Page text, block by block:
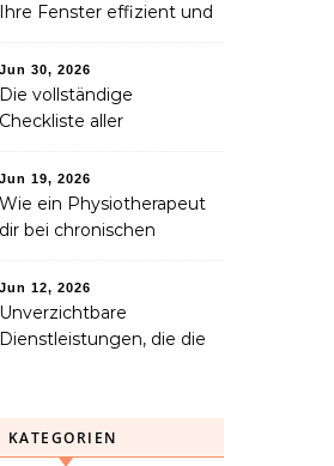
Ihre Fenster effizient und
Jun 30, 2026
Die vollständige
Checkliste aller
nach einem Unfall
benötigen
Jun 19, 2026
Wie ein Physiotherapeut
dir bei chronischen
helfen kann
Jun 12, 2026
Unverzichtbare
Dienstleistungen, die die
KATEGORIEN